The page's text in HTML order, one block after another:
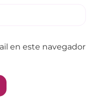
en este navegador